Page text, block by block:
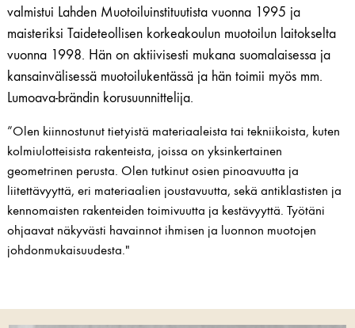
valmistui Lahden Muotoiluinstituutista vuonna 1995 ja
maisteriksi Taideteollisen korkeakoulun muotoilun laitokselta
vuonna 1998. Hän on aktiivisesti mukana suomalaisessa ja
kansainvälisessä muotoilukentässä ja hän toimii myös mm.
Lumoava-brändin korusuunnittelija.
”Olen kiinnostunut tietyistä materiaaleista tai tekniikoista, kuten
kolmiulotteisista rakenteista, joissa on yksinkertainen
geometrinen perusta. Olen tutkinut osien pinoavuutta ja
liitettävyyttä, eri materiaalien joustavuutta, sekä antiklastisten ja
kennomaisten rakenteiden toimivuutta ja kestävyyttä. Työtäni
ohjaavat näkyvästi havainnot ihmisen ja luonnon muotojen
johdonmukaisuudesta."